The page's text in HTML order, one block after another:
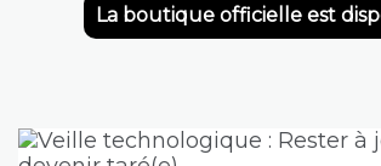
La boutique officielle est